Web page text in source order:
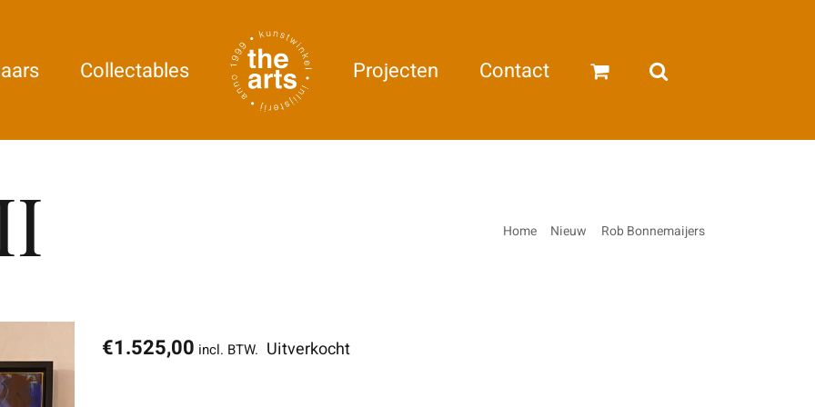
Collectables Projecten Contact
Home Nieuw Rob Bonnemaijers
€1.525,00 incl. BTW. Uitverkocht